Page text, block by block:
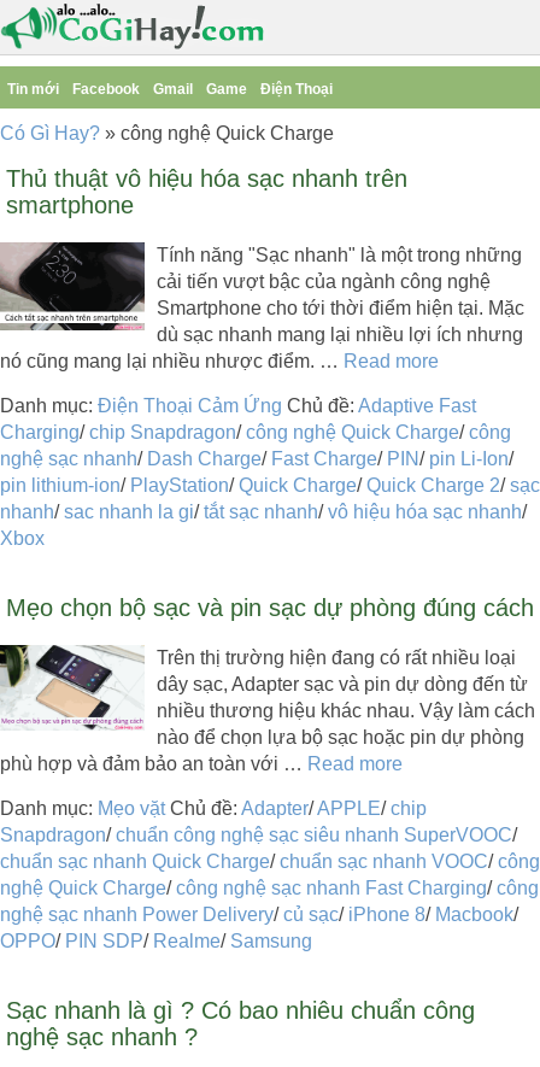
Tin mới Facebook Gmail Game Điện Thoại
Có Gì Hay? » công nghệ Quick Charge
Thủ thuật vô hiệu hóa sạc nhanh trên
smartphone
Tính năng "Sạc nhanh" là một trong những
cải tiến vượt bậc của ngành công nghệ
Smartphone cho tới thời điểm hiện tại. Mặc
dù sạc nhanh mang lại nhiều lợi ích nhưng
nó cũng mang lại nhiều nhược điểm. … Read more
Danh mục: Điện Thoại Cảm Ứng Chủ đề: Adaptive Fast
Charging/chip Snapdragon/công nghệ Quick Charge/công
nghệ sạc nhanh/ Dash Charge/ Fast Charge/ PIN/ pin Li-Ion/
pin lithium-ion/ PlayStation/Quick Charge/Quick Charge 2/sạc
nhanh/sac nhanh la gi/tắt sạc nhanh/vô hiệu hóa sạc nhanh/
Xbox
Mẹo chọn bộ sạc và pin sạc dự phòng đúng cách
Trên thị trường hiện đang có rất nhiều loại
dây sạc, Adapter sạc và pin dự dòng đến từ
nhiều thương hiệu khác nhau. Vậy làm cách
nào để chọn lựa bộ sạc hoặc pin dự phòng
phù hợp và đảm bảo an toàn với … Read more
Danh mục: Mẹo vặt Chủ đề: Adapter/APPLE/chip
Snapdragon/chuẩn công nghệ sạc siêu nhanh SuperVOOC/
chuẩn sạc nhanh Quick Charge/chuẩn sạc nhanh VOOC/công
nghệ Quick Charge/công nghệ sạc nhanh Fast Charging/công
nghệ sạc nhanh Power Delivery/củ sạc/ iPhone 8/ Macbook/
OPPO/ PIN SDP/ Realme/ Samsung
Sạc nhanh là gì ? Có bao nhiêu chuẩn công
nghệ sạc nhanh ?